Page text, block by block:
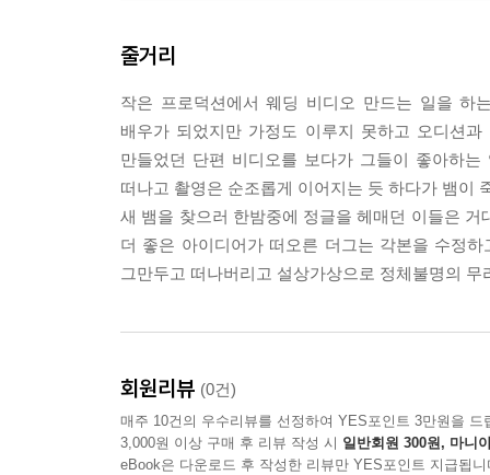
소니픽쳐스zip
줄거리
작은 프로덕션에서 웨딩 비디오 만드는 일을 하
배우가 되었지만 가정도 이루지 못하고 오디션
만들었던 단편 비디오를 보다가 그들이 좋아하는
떠나고 촬영은 순조롭게 이어지는 듯 하다가 뱀이
새 뱀을 찾으러 한밤중에 정글을 헤매던 이들은
더 좋은 아이디어가 떠오른 더그는 각본을 수정
그만두고 떠나버리고 설상가상으로 정체불명의
회원리뷰 (0건)
매주 10건의 우수리뷰를 선정하여 YES포인트 3만원을 드
3,000원 이상 구매 후 리뷰 작성 시 일반회원 300원, 마니
eBook은 다운로드 후 작성한 리뷰만 YES포인트 지급됩니